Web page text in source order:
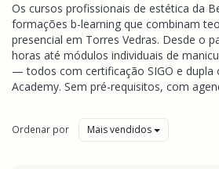
Os cursos profissionais de estética da
formações b-learning que combinam
presencial em Torres Vedras. Desde o
horas até módulos individuais de
— todos com certificação SIGO e dupla
Academy. Sem pré-requisitos, com
Ordenar por Mais vendidos